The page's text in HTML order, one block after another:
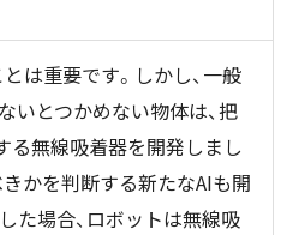
は重要です。しかし、一般
いとつかめない物体は、把
る無線吸着器を開発しまし
かを判断する新たなAIも開
た場合、ロボットは無線吸